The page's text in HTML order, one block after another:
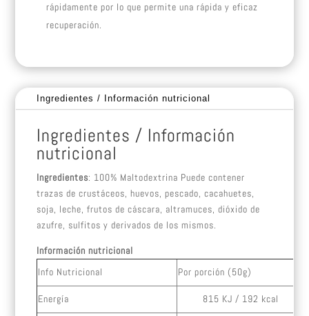
rápidamente por lo que permite una rápida y eficaz
recuperación.
Ingredientes / Información nutricional
Ingredientes / Información
nutricional
Ingredientes: 100% Maltodextrina Puede contener
trazas de crustáceos, huevos, pescado, cacahuetes,
soja, leche, frutos de cáscara, altramuces, dióxido de
azufre, sulfitos y derivados de los mismos.
Información nutricional
Info Nutricional
Por porción (50g)
Energía 815 KJ / 192 kcal